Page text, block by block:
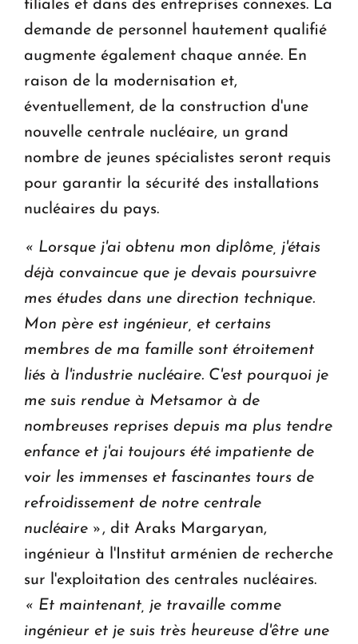
filiales et dans des entreprises connexes. La
demande de personnel hautement qualifié
augmente également chaque année. En
raison de la modernisation et,
éventuellement, de la construction d'une
nouvelle centrale nucléaire, un grand
nombre de jeunes spécialistes seront requis
pour garantir la sécurité des installations
nucléaires du pays.
« Lorsque j'ai obtenu mon diplôme, j'étais
déjà convaincue que je devais poursuivre
mes études dans une direction technique.
Mon père est ingénieur, et certains
membres de ma famille sont étroitement
liés à l'industrie nucléaire. C'est pourquoi je
me suis rendue à Metsamor à de
nombreuses reprises depuis ma plus tendre
enfance et j'ai toujours été impatiente de
voir les immenses et fascinantes tours de
refroidissement de notre centrale
nucléaire », dit Araks Margaryan,
ingénieur à l'Institut arménien de recherche
sur l'exploitation des centrales nucléaires.
« Et maintenant, je travaille comme
ingénieur et je suis très heureuse d'être une